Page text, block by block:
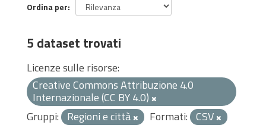
Ordina per
5 dataset trovati
Licenze sulle risorse:
Creative Commons Attribuzione 4.0
Internazionale (CC BY 4.0)
Gruppi: Regioni e città Formati: CSV